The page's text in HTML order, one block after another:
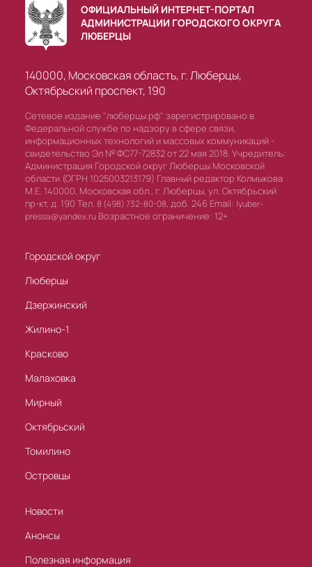
ОФИЦИАЛЬНЫЙ ИНТЕРНЕТ-ПОРТАЛ
АДМИНИСТРАЦИИ ГОРОДСКОГО ОКРУГА
ЛЮБЕРЦЫ
140000, Московская область, г. Люберцы,
Октябрьский проспект, 190
Сетевое издание "люберцы.рф" зарегистрировано в
Федеральной службе по надзору в сфере связи,
информационных технологий и массовых коммуникаций -
свидетельство Эл № ФС77-72832 от 22 мая 2018. Учредитель:
Администрация Городской округ Люберцы Московской
области (ОГРН 1025003213179) Главный редактор Колмыкова
М.Е. 140000, Московская обл., г. Люберцы, ул. Октябрьский
пр-кт, д. 190 Тел. 8 (498) 732-80-08, доб. 246 Email: lyuber-
pressa@yandex.ru Возрастное ограничение: 12+
Городской округ
Люберцы
Дзержинский
Жилино-1
Красково
Малаховка
Мирный
Октябрьский
Томилино
Островцы
Новости
Анонсы
Полезная информация